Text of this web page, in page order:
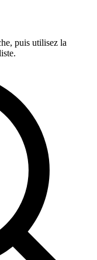
puis utilisez la